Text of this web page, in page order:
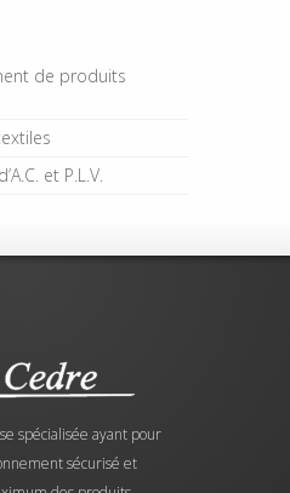
de produits
et P.L.V.
spécialisée ayant pour
sécurisé et